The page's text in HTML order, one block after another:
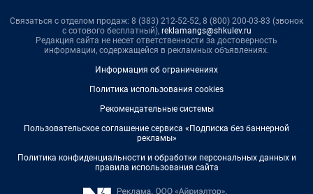
Связаться с отделом продаж: 8 (383) 212-52-52, 8 (800) 200-03-83 (звонок
с сотового бесплатный), reklamangs@shkulev.ru
Редакция сайта не несет ответственности за достоверность
информации, содержащейся в рекламных объявлениях.
Информация об ограничениях
Политика использования cookies
Рекомендательные системы
Пользовательское соглашение сервиса «Подписка без баннерной
рекламы»
Политика конфиденциальности и обработки персональных данных и
правила использования сайта